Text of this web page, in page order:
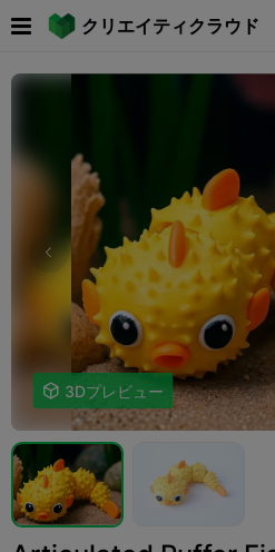
クリエイティクラウド
 3Dプレビュー